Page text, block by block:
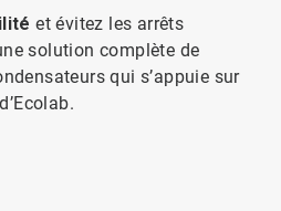
et évitez les arrêts
solution complète de
qui s’appuie sur